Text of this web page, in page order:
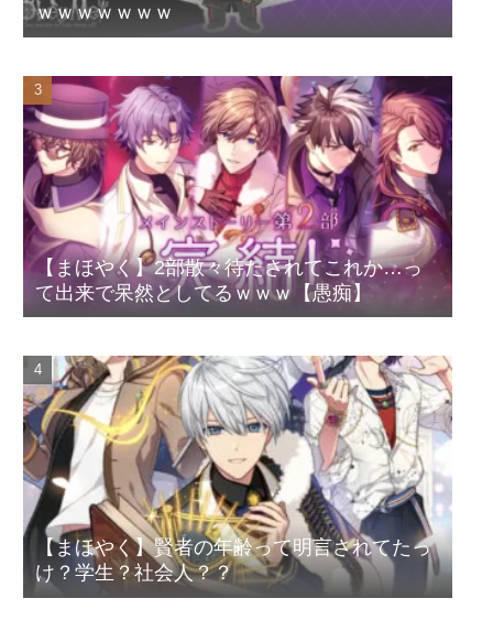
ｗｗｗｗｗｗｗ
【まほやく】2部散々待たされてこれか…っ
て出来で呆然としてるｗｗｗ【愚痴】
【まほやく】賢者の年齢って明言されてたっ
け？学生？社会人？？